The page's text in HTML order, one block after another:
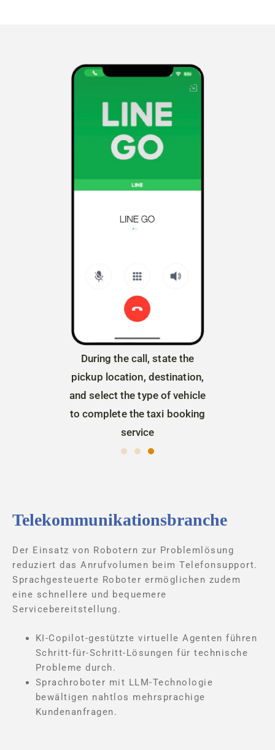
During the call, state the
pickup location, destination,
and select the type of vehicle
to complete the taxi booking
service
Telekommunikationsbranche
Der Einsatz von Robotern zur Problemlösung
reduziert das Anrufvolumen beim Telefonsupport.
Sprachgesteuerte Roboter ermöglichen zudem
eine schnellere und bequemere
Servicebereitstellung.
KI-Copilot-gestützte virtuelle Agenten führen
Schritt-für-Schritt-Lösungen für technische
Probleme durch.
Sprachroboter mit LLM-Technologie
bewältigen nahtlos mehrsprachige
Kundenanfragen.